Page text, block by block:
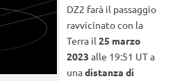
DZ2 farà il passaggio
ravvicinato con la
Terra il25 marzo
2023 alle 19:51 UT a
unadistanza di